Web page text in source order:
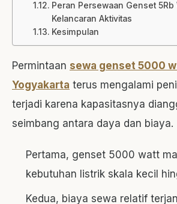
Peran Persewaan Genset 5Rb
Kelancaran Aktivitas
Kesimpulan
Permintaan sewa genset 5000
Yogyakarta terus mengalami
terjadi karena kapasitasnya
seimbang antara daya dan biaya.
Pertama, genset 5000 watt
kebutuhan listrik skala kecil
Kedua, biaya sewa relatif